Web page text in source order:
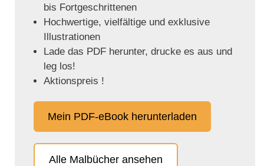
bis Fortgeschrittenen
Hochwertige, vielfältige und exklusive
Illustrationen
Lade das PDF herunter, drucke es aus und
leg los!
Aktionspreis !
Mein PDF-eBook herunterladen
Alle Malbücher ansehen